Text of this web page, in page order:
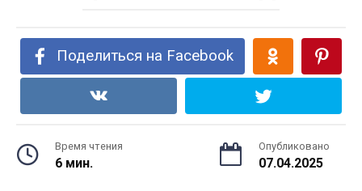
Поделиться на Facebook
Время чтения
6 мин.
Опубликовано
07.04.2025